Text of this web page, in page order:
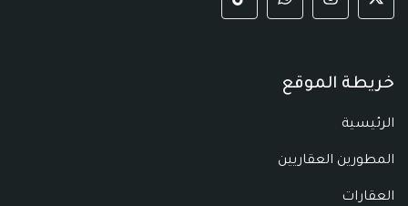
خريطة الموقع
الرئيسية
المطورين العقاريين
العقارات